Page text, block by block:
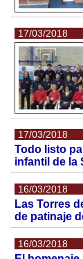
17/03/2018
17/03/2018
Todo listo
infantil de la
16/03/2018
Las Torres
de patinaje
16/03/2018